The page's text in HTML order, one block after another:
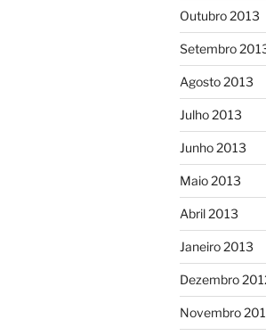
Outubro 2013
Setembro
Agosto 2013
Julho 2013
Junho 2013
Maio 2013
Abril 2013
Janeiro 2013
Dezembro
Novembro